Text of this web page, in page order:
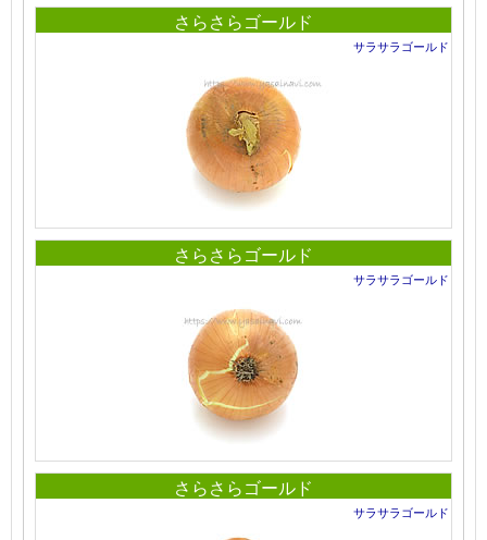
さらさらゴールド
サラサラゴールド
さらさらゴールド
サラサラゴールド
さらさらゴールド
サラサラゴールド